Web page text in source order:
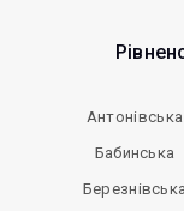
Антонівська
Бабинська
Березнівська